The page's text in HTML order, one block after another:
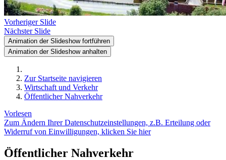
Vorheriger Slide
Nächster Slide
Animation der Slideshow fortführen
Animation der Slideshow anhalten
Zur Startseite navigieren
Wirtschaft und Verkehr
Öffentlicher Nahverkehr
Vorlesen
Zum Ändern Ihrer Datenschutzeinstellungen, z.B. Erteilung oder
Widerruf von Einwilligungen, klicken Sie hier
Öffentlicher Nahverkehr